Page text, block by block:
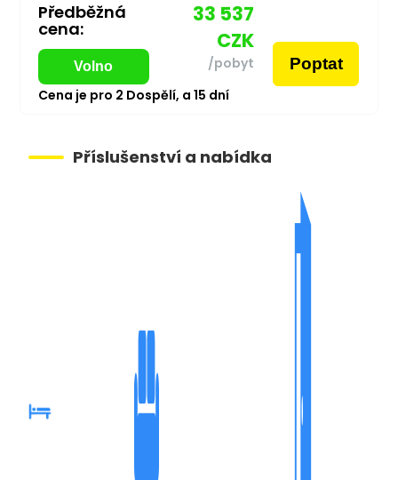
Předběžná
cena:
Volno
33 537
CZK
/pobyt Poptat
Cena je pro 2 Dospělí, a 15 dní
Příslušenství a nabídka